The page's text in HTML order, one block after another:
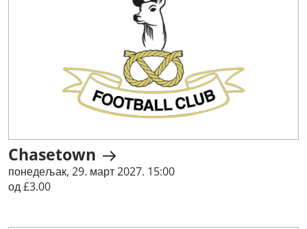
Chasetown
понедељак, 29. март 2027. 15:00
од £3.00